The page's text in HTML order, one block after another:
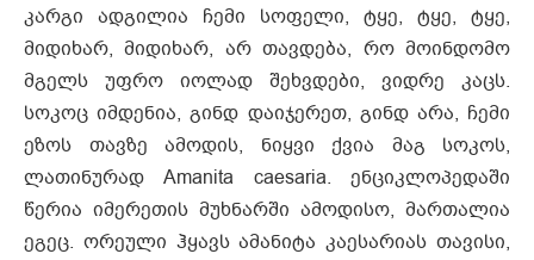
კარგი ადგილია ჩემი სოფელი, ტყე, ტყე, ტყე,
მიდიხარ, მიდიხარ, არ თავდება, რო მოინდომო
მგელს უფრო იოლად შეხვდები, ვიდრე კაცს.
სოკოც იმდენია, გინდ დაიჯერეთ, გინდ არა, ჩემი
ეზოს თავზე ამოდის, ნიყვი ქვია მაგ სოკოს,
ლათინურად Amanita caesaria. ენციკლოპედაში
წერია იმერეთის მუხნარში ამოდისო, მართალია
ეგეც. ორეული ჰყავს ამანიტა კაესარიას თავისი,